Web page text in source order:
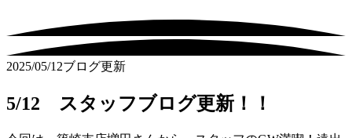
2025/05/12ブログ更新
5/12 スタッフブログ更新！！